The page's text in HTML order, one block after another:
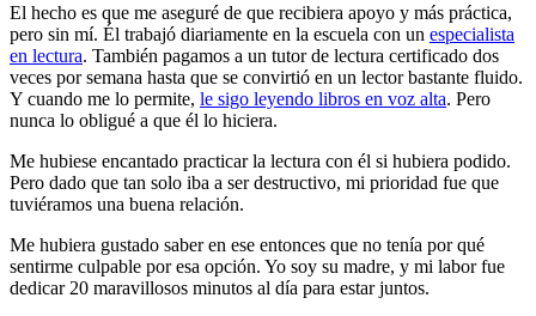
El hecho es que me aseguré de que recibiera apoyo y más práctica,
pero sin mí. Él trabajó diariamente en la escuela con un especialista
en lectura. También pagamos a un tutor de lectura certificado dos
veces por semana hasta que se convirtió en un lector bastante fluido.
Y cuando me lo permite, le sigo leyendo libros en voz alta. Pero
nunca lo obligué a que él lo hiciera.
Me hubiese encantado practicar la lectura con él si hubiera podido.
Pero dado que tan solo iba a ser destructivo, mi prioridad fue que
tuviéramos una buena relación.
Me hubiera gustado saber en ese entonces que no tenía por qué
sentirme culpable por esa opción. Yo soy su madre, y mi labor fue
dedicar 20 maravillosos minutos al día para estar juntos.